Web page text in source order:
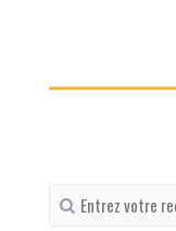
Recherche
pour